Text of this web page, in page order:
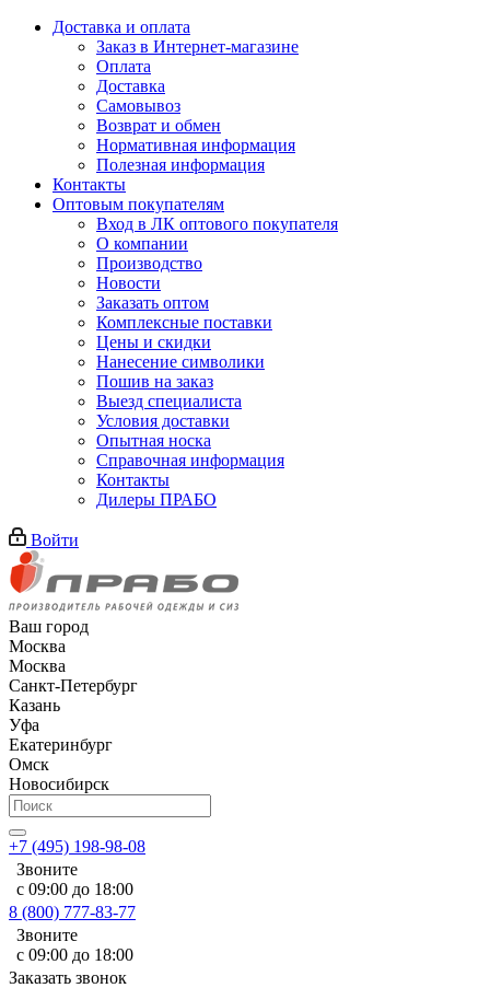
Доставка и оплата
Заказ в Интернет-магазине
Оплата
Доставка
Самовывоз
Возврат и обмен
Нормативная информация
Полезная информация
Контакты
Оптовым покупателям
Вход в ЛК оптового покупателя
О компании
Производство
Новости
Заказать оптом
Комплексные поставки
Цены и скидки
Нанесение символики
Пошив на заказ
Выезд специалиста
Условия доставки
Опытная носка
Справочная информация
Контакты
Дилеры ПРАБО
Войти
Ваш город
Москва
Москва
Санкт-Петербург
Казань
Уфа
Екатеринбург
Омск
Новосибирск
+7 (495) 198-98-08
Звоните
с 09:00 до 18:00
8 (800) 777-83-77
Звоните
с 09:00 до 18:00
Заказать звонок